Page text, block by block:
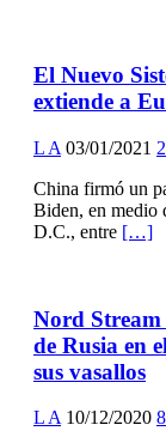
El Nuevo
extiende a
L A 03/01/2021 2
China firmó un
Biden, en medio
D.C., entre […]
Nord
de Rusia en
sus vasallos
L A 10/12/2020 8